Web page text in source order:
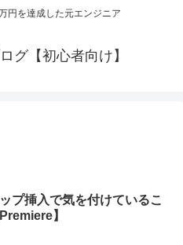
円を達成した元エンジニア
グ【初心者向け】
プ挿入で気を付けているこ
】